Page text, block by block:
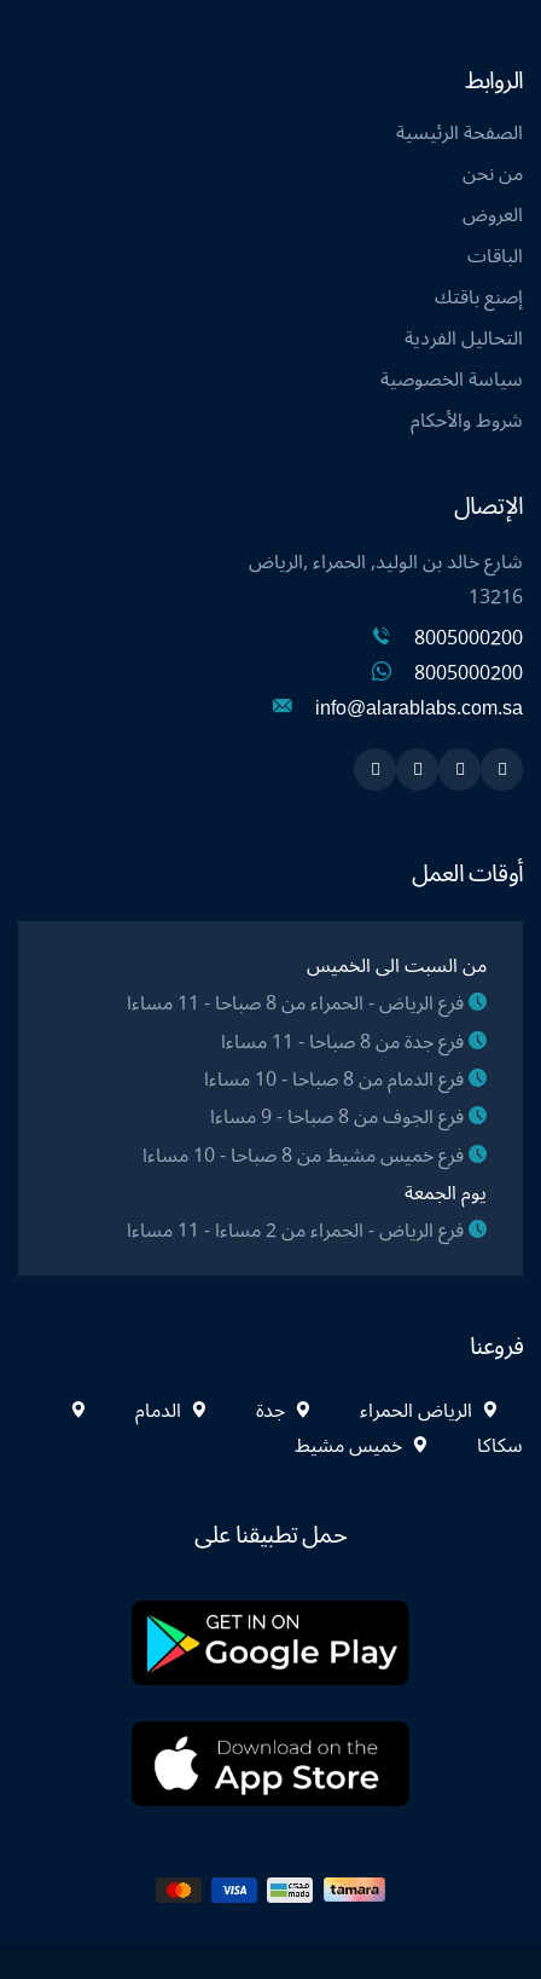
الروابط
الصفحة الرئيسية
من نحن
العروض
الباقات
إصنع باقتك
التحاليل الفردية
سياسة الخصوصية
شروط والأحكام
الإتصال
شارع خالد بن الوليد, الحمراء ,الرياض
13216
8005000200
8005000200
info@alarablabs.com.sa
Snapchat
Twitter
Linkedin
Instagram
أوقات العمل
من السبت الى الخميس
فرع الرياض - الحمراء من 8 صباحا - 11 مساءا
فرع جدة من 8 صباحا - 11 مساءا
فرع الدمام من 8 صباحا - 10 مساءا
فرع الجوف من 8 صباحا - 9 مساءا
فرع خميس مشيط من 8 صباحا - 10 مساءا
يوم الجمعة
فرع الرياض - الحمراء من 2 مساءا - 11 مساءا
فروعنا
الرياض الحمراء جدة
الدمام
سكاكا
خميس مشيط
حمل تطبيقنا على